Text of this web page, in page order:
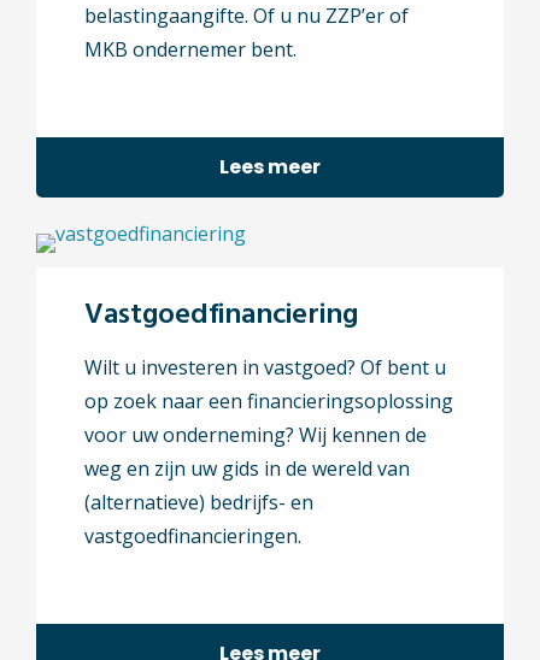
belastingaangifte. Of u nu ZZP’er of
MKB ondernemer bent.
Lees meer
Vastgoedfinanciering
Wilt u investeren in vastgoed? Of bent u
op zoek naar een financieringsoplossing
voor uw onderneming? Wij kennen de
weg en zijn uw gids in de wereld van
(alternatieve) bedrijfs- en
vastgoedfinancieringen.
Lees meer